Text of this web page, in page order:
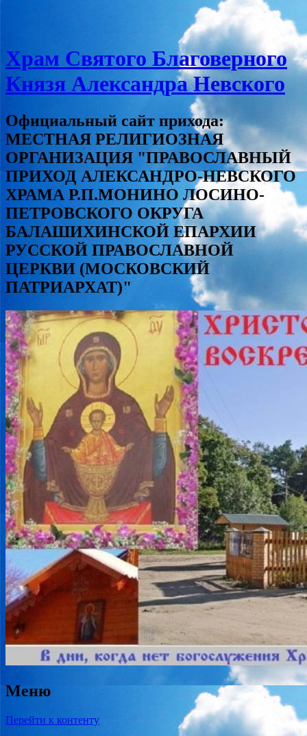
Храм Святого Благоверного
Князя Александра Невского
Официальный сайт прихода:
МЕСТНАЯ РЕЛИГИОЗНАЯ
ОРГАНИЗАЦИЯ "ПРАВОСЛАВНЫЙ
ПРИХОД АЛЕКСАНДРО-НЕВСКОГО
ХРАМА Р.П.МОНИНО ЛОСИНО-
ПЕТРОВСКОГО ОКРУГА
БАЛАШИХИНСКОЙ ЕПАРХИИ
РУССКОЙ ПРАВОСЛАВНОЙ
ЦЕРКВИ (МОСКОВСКИЙ
ПАТРИАРХАТ)"
Меню
Перейти к контенту